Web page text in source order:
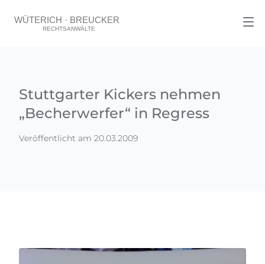
Stuttgarter Kickers nehmen
„Becherwerfer“ in Regress
Veröffentlicht am 20.03.2009